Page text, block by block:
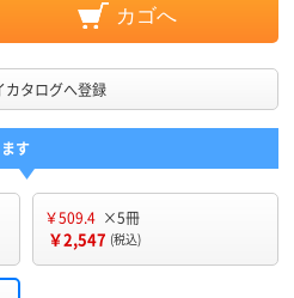
カゴへ
カタログへ登録
す
￥509.4 ×5冊
￥2,547 (税込)